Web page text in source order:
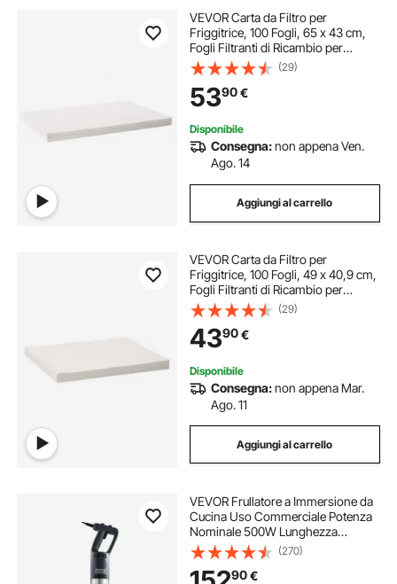
distributore di bevande commerciale
tritatutto commerciale per verdure
VEVOR Carta da Filtro per
Friggitrice, 100 Fogli, 65 x 43 cm,
Fogli Filtranti di Ricambio per
Friggitrice, Filtro per Macchina
Filtrante per Friggitrice
Commerciale 55 Litri, Ristorante,
Fast Food
(29)
5390€
Disponibile
Consegna:non appena Ven.
Ago. 14
Aggiungi al carrello
VEVOR Carta da Filtro per
Friggitrice, 100 Fogli, 49 x 40,9 cm,
Fogli Filtranti di Ricambio per
Friggitrice, Filtro per Macchina
Filtrante per Friggitrice
Commerciale 18L/38L, Ristorante,
Fast Food
(29)
4390€
Disponibile
Consegna:non appena Mar.
Ago. 11
Aggiungi al carrello
VEVOR Frullatore a Immersione da
Cucina Uso Commerciale Potenza
Nominale 500W Lunghezza
855mm Velocità Regolabile,
Frullatore Tritatutto da Cucina
Commerciale per Zuppe Salsa
(270)
90€